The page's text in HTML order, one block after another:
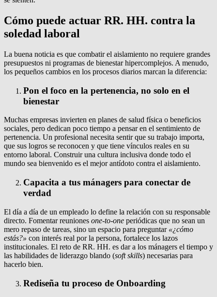
Cómo puede actuar RR. HH. contra la
soledad laboral
La buena noticia es que combatir el aislamiento no requiere grandes
presupuestos ni programas de bienestar hipercomplejos. A menudo,
los pequeños cambios en los procesos diarios marcan la diferencia:
Pon el foco en la pertenencia, no solo en el
bienestar
Muchas empresas invierten en planes de salud física o beneficios
sociales, pero dedican poco tiempo a pensar en el sentimiento de
pertenencia. Un profesional necesita sentir que su trabajo importa,
que sus logros se reconocen y que tiene vínculos reales en su
entorno laboral. Construir una cultura inclusiva donde todo el
mundo sea bienvenido es el mejor antídoto contra el aislamiento.
Capacita a tus mánagers para conectar de
verdad
El día a día de un empleado lo define la relación con su responsable
directo. Fomentar reuniones one-to-one periódicas que no sean un
mero repaso de tareas, sino un espacio para preguntar «¿cómo
estás?» con interés real por la persona, fortalece los lazos
institucionales. El reto de RR. HH. es dar a los mánagers el tiempo y
las habilidades de liderazgo blando (soft skills) necesarias para
hacerlo bien.
Rediseña tu proceso de Onboarding